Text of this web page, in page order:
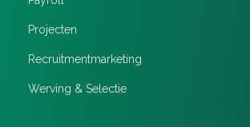
Projecten
Recruitment­marketing
Werving & Selectie